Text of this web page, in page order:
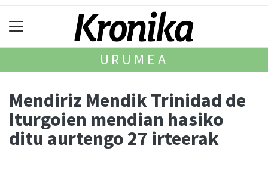
URUMEA
Mendiriz Mendik Trinidad de
Iturgoien mendian hasiko
ditu aurtengo 27 irteerak